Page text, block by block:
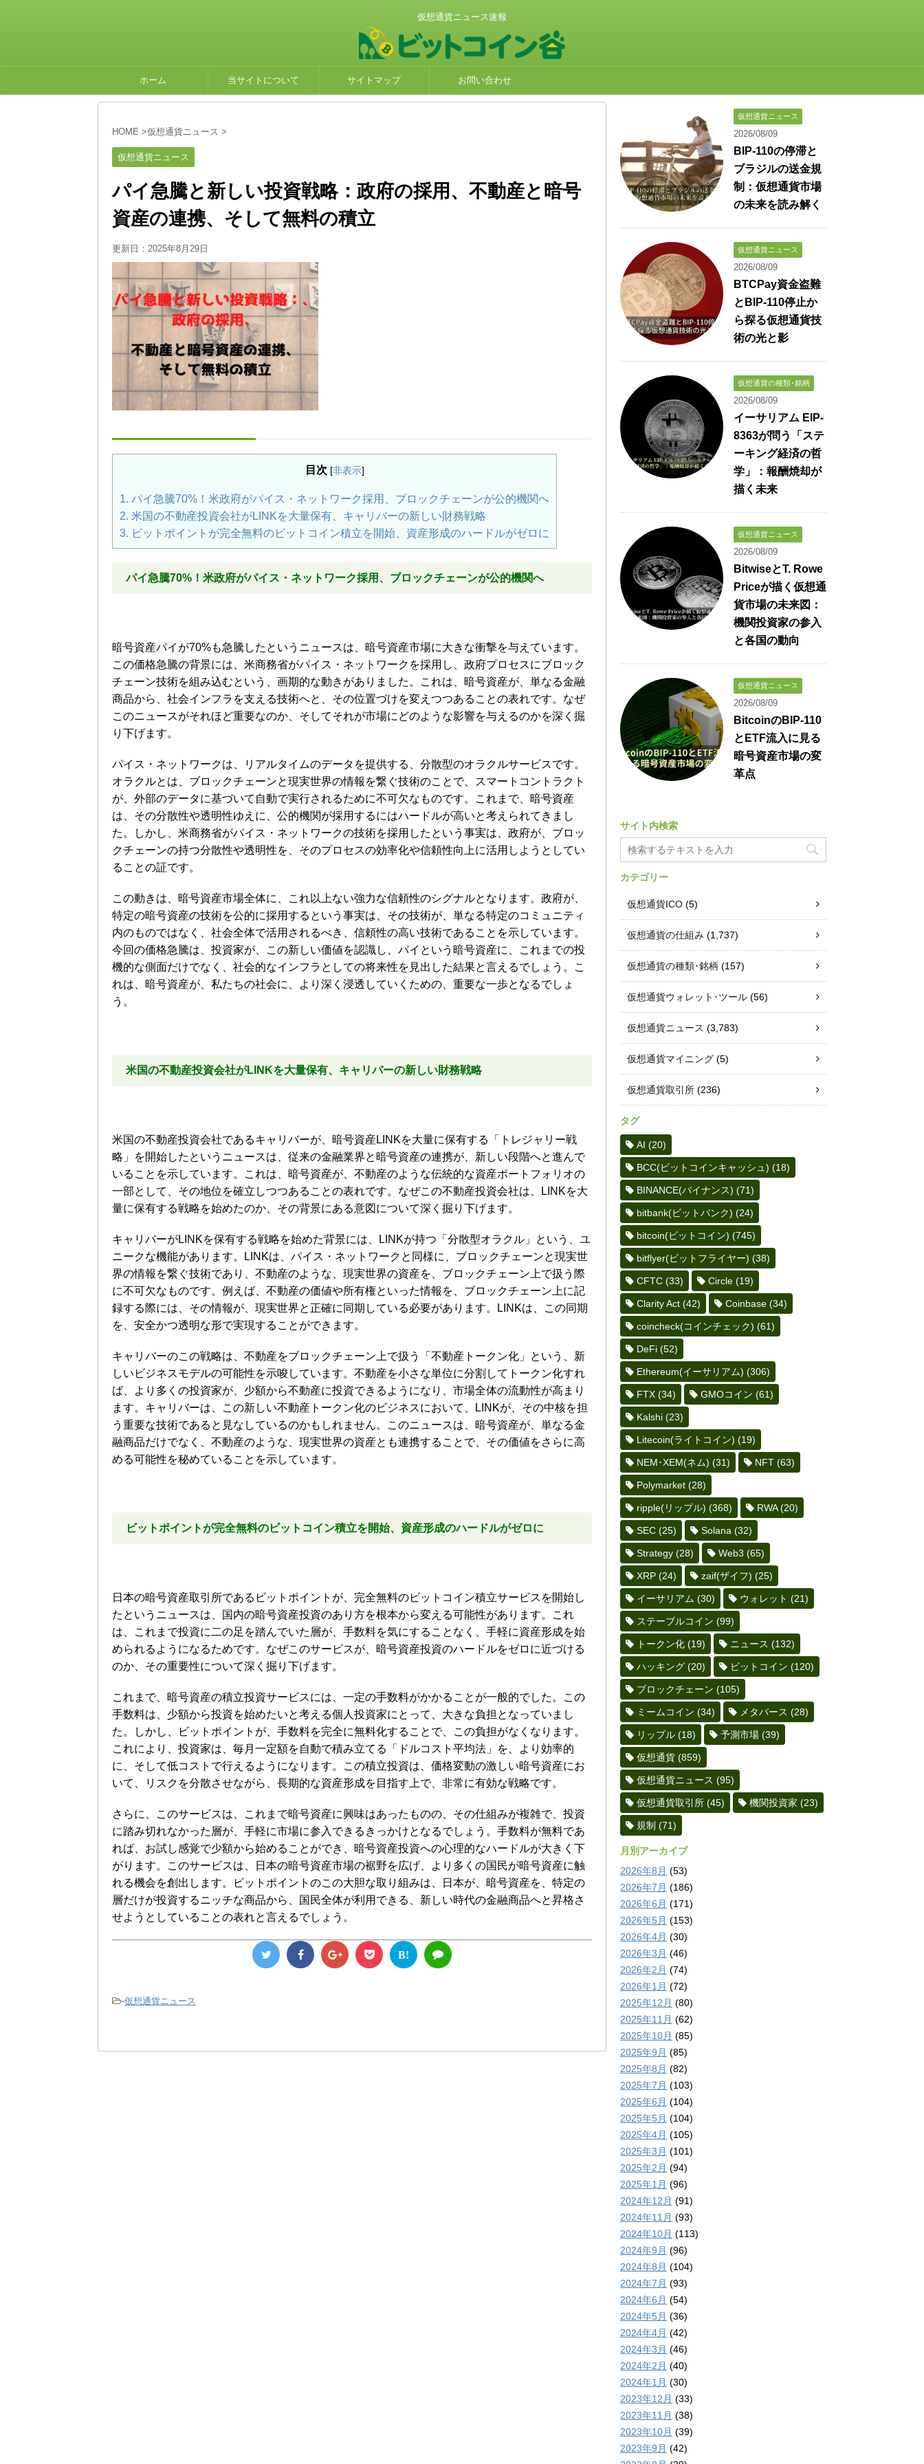
仮想通貨ニュース速報
ホーム 当サイトについて サイトマップ お問い合わせ
HOME >仮想通貨ニュース >
仮想通貨ニュース
パイ急騰と新しい投資戦略：政府の採用、不動産と暗号
資産の連携、そして無料の積立
更新日： 2025年8月29日
目次 [非表示]
1. パイ急騰70%！米政府がパイス・ネットワーク採用、ブロックチェーンが公的機関へ
2. 米国の不動産投資会社がLINKを大量保有、キャリバーの新しい財務戦略
3. ビットポイントが完全無料のビットコイン積立を開始、資産形成のハードルがゼロに
パイ急騰70%！米政府がパイス・ネットワーク採用、ブロックチェーンが公的機関へ
暗号資産パイが70%も急騰したというニュースは、暗号資産市場に大きな衝撃を与えています。
この価格急騰の背景には、米商務省がパイス・ネットワークを採用し、政府プロセスにブロック
チェーン技術を組み込むという、画期的な動きがありました。これは、暗号資産が、単なる金融
商品から、社会インフラを支える技術へと、その位置づけを変えつつあることの表れです。なぜ
このニュースがそれほど重要なのか、そしてそれが市場にどのような影響を与えるのかを深く掘
り下げます。
パイス・ネットワークは、リアルタイムのデータを提供する、分散型のオラクルサービスです。
オラクルとは、ブロックチェーンと現実世界の情報を繋ぐ技術のことで、スマートコントラクト
が、外部のデータに基づいて自動で実行されるために不可欠なものです。これまで、暗号資産
は、その分散性や透明性ゆえに、公的機関が採用するにはハードルが高いと考えられてきまし
た。しかし、米商務省がパイス・ネットワークの技術を採用したという事実は、政府が、ブロッ
クチェーンの持つ分散性や透明性を、そのプロセスの効率化や信頼性向上に活用しようとしてい
ることの証です。
この動きは、暗号資産市場全体に、これ以上ない強力な信頼性のシグナルとなります。政府が、
特定の暗号資産の技術を公的に採用するという事実は、その技術が、単なる特定のコミュニティ
内のものではなく、社会全体で活用されるべき、信頼性の高い技術であることを示しています。
今回の価格急騰は、投資家が、この新しい価値を認識し、パイという暗号資産に、これまでの投
機的な側面だけでなく、社会的なインフラとしての将来性を見出した結果と言えるでしょう。こ
れは、暗号資産が、私たちの社会に、より深く浸透していくための、重要な一歩となるでしょ
う。
米国の不動産投資会社がLINKを大量保有、キャリバーの新しい財務戦略
米国の不動産投資会社であるキャリバーが、暗号資産LINKを大量に保有する「トレジャリー戦
略」を開始したというニュースは、従来の金融業界と暗号資産の連携が、新しい段階へと進んで
いることを示しています。これは、暗号資産が、不動産のような伝統的な資産ポートフォリオの
一部として、その地位を確立しつつあることの表れです。なぜこの不動産投資会社は、LINKを大
量に保有する戦略を始めたのか、その背景にある意図について深く掘り下げます。
キャリバーがLINKを保有する戦略を始めた背景には、LINKが持つ「分散型オラクル」という、ユ
ニークな機能があります。LINKは、パイス・ネットワークと同様に、ブロックチェーンと現実世
界の情報を繋ぐ技術であり、不動産のような、現実世界の資産を、ブロックチェーン上で扱う際
に不可欠なものです。例えば、不動産の価値や所有権といった情報を、ブロックチェーン上に記
録する際には、その情報が、現実世界と正確に同期している必要があります。LINKは、この同期
を、安全かつ透明な形で実現することができます。
キャリバーのこの戦略は、不動産をブロックチェーン上で扱う「不動産トークン化」という、新
しいビジネスモデルの可能性を示唆しています。不動産を小さな単位に分割してトークン化すれ
ば、より多くの投資家が、少額から不動産に投資できるようになり、市場全体の流動性が高まり
ます。キャリバーは、この新しい不動産トークン化のビジネスにおいて、LINKが、その中核を担
う重要な技術であると見なしているのかもしれません。このニュースは、暗号資産が、単なる金
融商品だけでなく、不動産のような、現実世界の資産とも連携することで、その価値をさらに高
める可能性を秘めていることを示しています。
ビットポイントが完全無料のビットコイン積立を開始、資産形成のハードルがゼロに
日本の暗号資産取引所であるビットポイントが、完全無料のビットコイン積立サービスを開始し
たというニュースは、国内の暗号資産投資のあり方を根本から変える可能性があります。これ
は、これまで投資に二の足を踏んでいた層が、手数料を気にすることなく、手軽に資産形成を始
められるようになるためです。なぜこのサービスが、暗号資産投資のハードルをゼロに近づける
のか、その重要性について深く掘り下げます。
これまで、暗号資産の積立投資サービスには、一定の手数料がかかることが一般的でした。この
手数料は、少額から投資を始めたいと考える個人投資家にとって、大きな負担となっていまし
た。しかし、ビットポイントが、手数料を完全に無料化することで、この負担がなくなります。
これにより、投資家は、毎月一定額を自動で積み立てる「ドルコスト平均法」を、より効率的
に、そして低コストで行えるようになります。この積立投資は、価格変動の激しい暗号資産にお
いて、リスクを分散させながら、長期的な資産形成を目指す上で、非常に有効な戦略です。
さらに、このサービスは、これまで暗号資産に興味はあったものの、その仕組みが複雑で、投資
に踏み切れなかった層が、手軽に市場に参入できるきっかけとなるでしょう。手数料が無料であ
れば、お試し感覚で少額から始めることができ、暗号資産投資への心理的なハードルが大きく下
がります。このサービスは、日本の暗号資産市場の裾野を広げ、より多くの国民が暗号資産に触
れる機会を創出します。ビットポイントのこの大胆な取り組みは、日本が、暗号資産を、特定の
層だけが投資するニッチな商品から、国民全体が利用できる、新しい時代の金融商品へと昇格さ
せようとしていることの表れと言えるでしょう。
B!
-仮想通貨ニュース
仮想通貨ニュース
2026/08/09
BIP-110の停滞と
ブラジルの送金規
制：仮想通貨市場
の未来を読み解く
仮想通貨ニュース
2026/08/09
BTCPay資金盗難
とBIP-110停止か
ら探る仮想通貨技
術の光と影
仮想通貨の種類･銘柄
2026/08/09
イーサリアム EIP-
8363が問う「ステ
ーキング経済の哲
学」：報酬焼却が
描く未来
仮想通貨ニュース
2026/08/09
BitwiseとT. Rowe
Priceが描く仮想通
貨市場の未来図：
機関投資家の参入
と各国の動向
仮想通貨ニュース
2026/08/09
BitcoinのBIP-110
とETF流入に見る
暗号資産市場の変
革点
サイト内検索
カテゴリー
仮想通貨ICO (5)
仮想通貨の仕組み (1,737)
仮想通貨の種類･銘柄 (157)
仮想通貨ウォレット･ツール (56)
仮想通貨ニュース (3,783)
仮想通貨マイニング (5)
仮想通貨取引所 (236)
タグ
AI (20)
BCC(ビットコインキャッシュ) (18)
BINANCE(バイナンス) (71)
bitbank(ビットバンク) (24)
bitcoin(ビットコイン) (745)
bitflyer(ビットフライヤー) (38)
CFTC (33) Circle (19)
Clarity Act (42) Coinbase (34)
coincheck(コインチェック) (61)
DeFi (52)
Ethereum(イーサリアム) (306)
FTX (34) GMOコイン (61)
Kalshi (23)
Litecoin(ライトコイン) (19)
NEM･XEM(ネム) (31) NFT (63)
Polymarket (28)
ripple(リップル) (368) RWA(20)
SEC (25) Solana (32)
Strategy (28) Web3 (65)
XRP (24) zaif(ザイフ) (25)
イーサリアム (30) ウォレット (21)
ステーブルコイン (99)
トークン化 (19) ニュース (132)
ハッキング (20) ビットコイン (120)
ブロックチェーン (105)
ミームコイン (34) メタバース (28)
リップル (18) 予測市場 (39)
仮想通貨 (859)
仮想通貨ニュース (95)
仮想通貨取引所 (45) 機関投資家 (23)
規制 (71)
月別アーカイブ
2026年8月 (53)
2026年7月 (186)
2026年6月 (171)
2026年5月 (153)
2026年4月 (30)
2026年3月 (46)
2026年2月 (74)
2026年1月 (72)
2025年12月 (80)
2025年11月 (62)
2025年10月 (85)
2025年9月 (85)
2025年8月 (82)
2025年7月 (103)
2025年6月 (104)
2025年5月 (104)
2025年4月 (105)
2025年3月 (101)
2025年2月 (94)
2025年1月 (96)
2024年12月 (91)
2024年11月 (93)
2024年10月 (113)
2024年9月 (96)
2024年8月 (104)
2024年7月 (93)
2024年6月 (54)
2024年5月 (36)
2024年4月 (42)
2024年3月 (46)
2024年2月 (40)
2024年1月 (30)
2023年12月 (33)
2023年11月 (38)
2023年10月 (39)
2023年9月 (42)